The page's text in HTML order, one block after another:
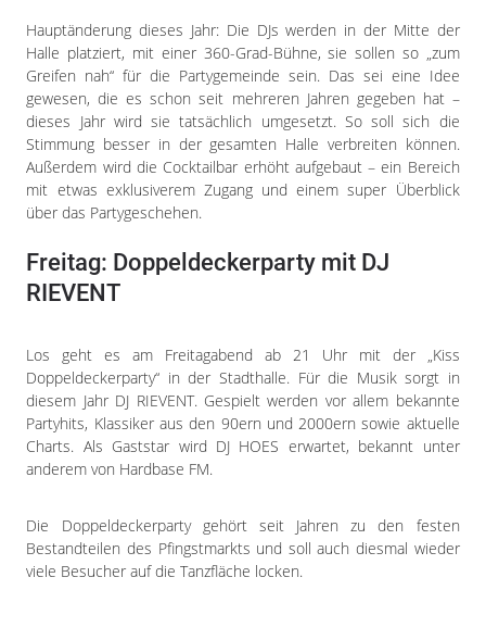
Hauptänderung dieses Jahr: Die DJs werden in der Mitte der
Halle platziert, mit einer 360-Grad-Bühne, sie sollen so „zum
Greifen nah“ für die Partygemeinde sein. Das sei eine Idee
gewesen, die es schon seit mehreren Jahren gegeben hat –
dieses Jahr wird sie tatsächlich umgesetzt. So soll sich die
Stimmung besser in der gesamten Halle verbreiten können.
Außerdem wird die Cocktailbar erhöht aufgebaut – ein Bereich
mit etwas exklusiverem Zugang und einem super Überblick
über das Partygeschehen.
Freitag: Doppeldeckerparty mit DJ
RIEVENT
Los geht es am Freitagabend ab 21 Uhr mit der „Kiss
Doppeldeckerparty“ in der Stadthalle. Für die Musik sorgt in
diesem Jahr DJ RIEVENT. Gespielt werden vor allem bekannte
Partyhits, Klassiker aus den 90ern und 2000ern sowie aktuelle
Charts. Als Gaststar wird DJ HOES erwartet, bekannt unter
anderem von Hardbase FM.
Die Doppeldeckerparty gehört seit Jahren zu den festen
Bestandteilen des Pfingstmarkts und soll auch diesmal wieder
viele Besucher auf die Tanzfläche locken.